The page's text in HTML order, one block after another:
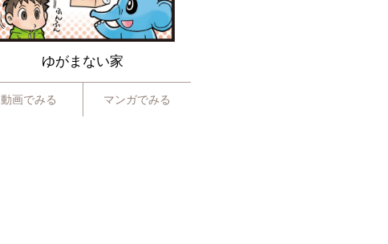
ゆがまない家
動画でみる マンガでみる